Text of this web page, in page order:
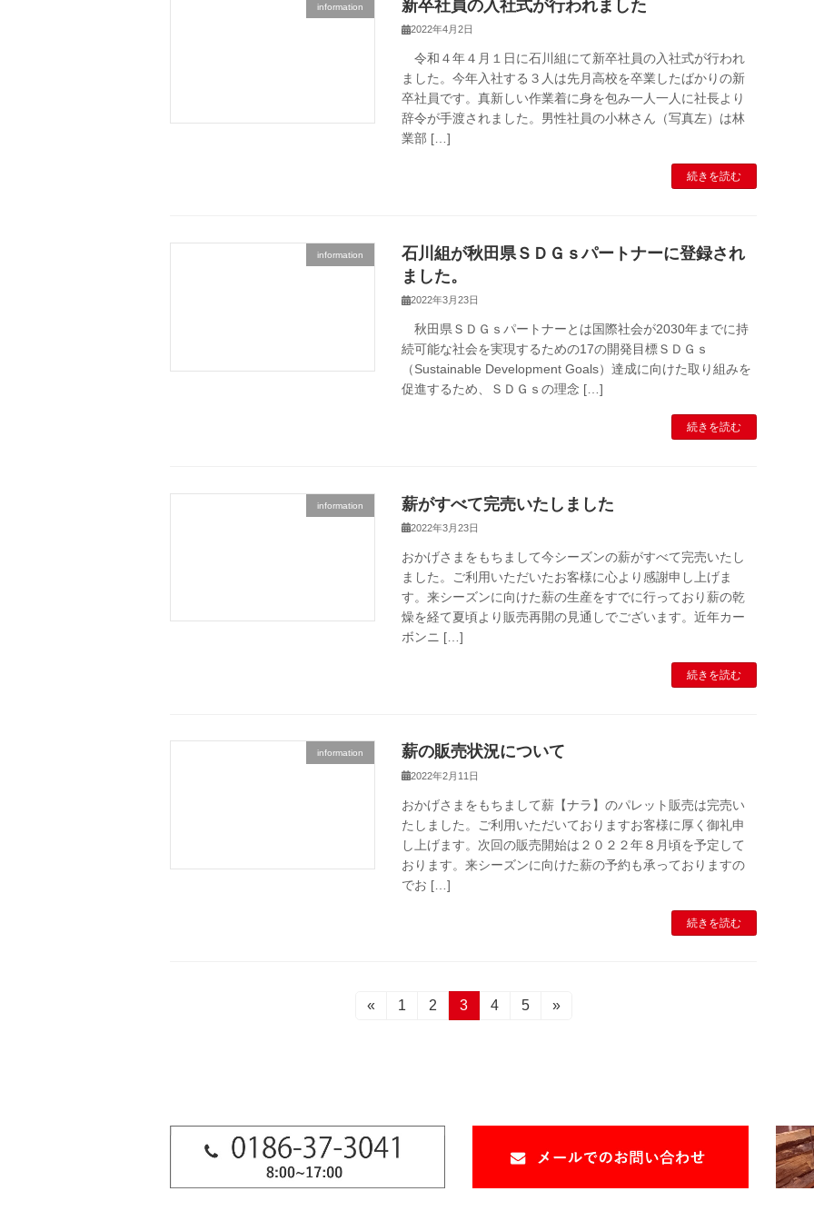
information 新卒社員の入社式が行われました
2022年4月2日
令和４年４月１日に石川組にて新卒社員の入社式が行われ
ました。今年入社する３人は先月高校を卒業したばかりの新
卒社員です。真新しい作業着に身を包み一人一人に社長より
辞令が手渡されました。男性社員の小林さん（写真左）は林
業部 […]
続きを読む
information
石川組が秋田県ＳＤＧｓパートナーに登録され
ました。
2022年3月23日
秋田県ＳＤＧｓパートナーとは国際社会が2030年までに持
続可能な社会を実現するための17の開発目標ＳＤＧｓ
（Sustainable Development Goals）達成に向けた取り組みを
促進するため、ＳＤＧｓの理念 […]
続きを読む
information 薪がすべて完売いたしました
2022年3月23日
おかげさまをもちまして今シーズンの薪がすべて完売いたし
ました。ご利用いただいたお客様に心より感謝申し上げま
す。来シーズンに向けた薪の生産をすでに行っており薪の乾
燥を経て夏頃より販売再開の見通しでございます。近年カー
ボンニ […]
続きを読む
information 薪の販売状況について
2022年2月11日
おかげさまをもちまして薪【ナラ】のパレット販売は完売い
たしました。ご利用いただいておりますお客様に厚く御礼申
し上げます。次回の販売開始は２０２２年８月頃を予定して
おります。来シーズンに向けた薪の予約も承っておりますの
でお […]
続きを読む
ン
«
固
1
固
2
固
定
3
固
4
固
5 »